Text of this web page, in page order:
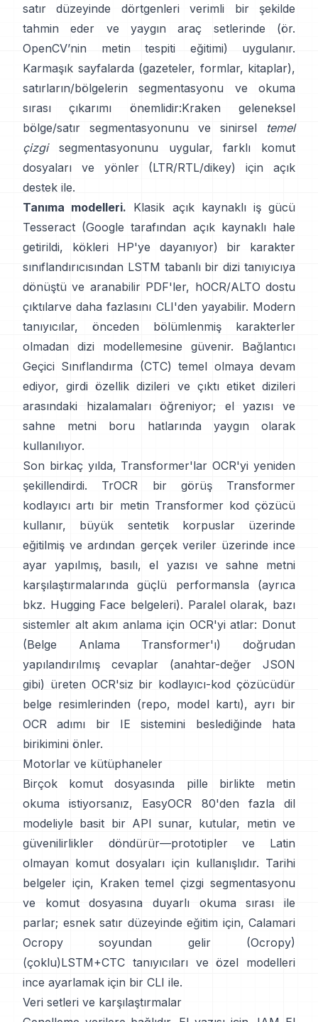
satır düzeyinde dörtgenleri verimli bir şekilde
tahmin eder ve yaygın araç setlerinde (ör.
OpenCV’nin metin tespiti eğitimi) uygulanır.
Karmaşık sayfalarda (gazeteler, formlar, kitaplar),
satırların/bölgelerin segmentasyonu ve okuma
sırası çıkarımı önemlidir:Kraken
geleneksel
bölge/satır segmentasyonunu ve sinirsel temel
çizgisegmentasyonunu uygular, farklı komut
dosyaları ve yönler (LTR/RTL/dikey) için açık
destek ile.
Tanıma modelleri. Klasik açık kaynaklı iş gücü
Tesseract (Google tarafından açık kaynaklı hale
getirildi, kökleri HP'ye dayanıyor) bir karakter
sınıflandırıcısından LSTM tabanlı bir dizi tanıyıcıya
dönüştü ve aranabilir PDF'ler, hOCR/ALTO dostu
çıktılarve daha fazlasını CLI'den yayabilir. Modern
tanıyıcılar, önceden bölümlenmiş karakterler
olmadan dizi modellemesine güvenir.
Bağlantıcı
Geçici Sınıflandırma (CTC) temel olmaya devam
ediyor, girdi özellik dizileri ve çıktı etiket dizileri
arasındaki hizalamaları öğreniyor; el yazısı ve
sahne metni boru hatlarında yaygın olarak
kullanılıyor.
Son birkaç yılda, Transformer'lar OCR'yi yeniden
şekillendirdi.
TrOCR
bir görüş Transformer
kodlayıcı artı bir metin Transformer kod çözücü
kullanır, büyük sentetik korpuslar üzerinde
eğitilmiş ve ardından gerçek veriler üzerinde ince
ayar yapılmış, basılı, el yazısı ve sahne metni
karşılaştırmalarında güçlü performansla (ayrıca
bkz. Hugging Face belgeleri). Paralel olarak, bazı
sistemler alt akım anlama için OCR'yi atlar: Donut
(Belge Anlama Transformer'ı)
doğrudan
yapılandırılmış cevaplar (anahtar-değer JSON
gibi) üreten OCR'siz bir kodlayıcı-kod çözücüdür
belge resimlerinden (repo, model kartı), ayrı bir
OCR adımı bir IE sistemini beslediğinde hata
birikimini önler.
Motorlar ve kütüphaneler
Birçok komut dosyasında pille birlikte metin
okuma istiyorsanız,
EasyOCR
80'den fazla dil
modeliyle basit bir API sunar, kutular, metin ve
güvenilirlikler döndürür—prototipler ve Latin
olmayan komut dosyaları için kullanışlıdır. Tarihi
belgeler için, Kraken temel çizgi segmentasyonu
ve komut dosyasına duyarlı okuma sırası ile
parlar; esnek satır düzeyinde eğitim için, Calamari
Ocropy soyundan gelir (Ocropy)
(çoklu)LSTM+CTC tanıyıcıları ve özel modelleri
ince ayarlamak için bir CLI ile.
Veri setleri ve karşılaştırmalar